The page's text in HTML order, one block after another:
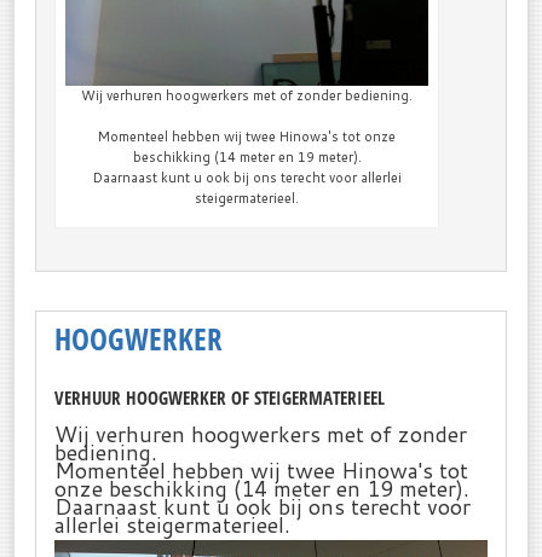
Wij verhuren hoogwerkers met of zonder bediening.
Momenteel hebben wij twee Hinowa's tot onze
beschikking (14 meter en 19 meter).
Daarnaast kunt u ook bij ons terecht voor allerlei
steigermaterieel.
HOOGWERKER
VERHUUR HOOGWERKER OF STEIGERMATERIEEL
Wij verhuren hoogwerkers met of zonder
bediening.
Momenteel hebben wij twee Hinowa's tot
onze beschikking (14 meter en 19 meter).
Daarnaast kunt u ook bij ons terecht voor
allerlei steigermaterieel.